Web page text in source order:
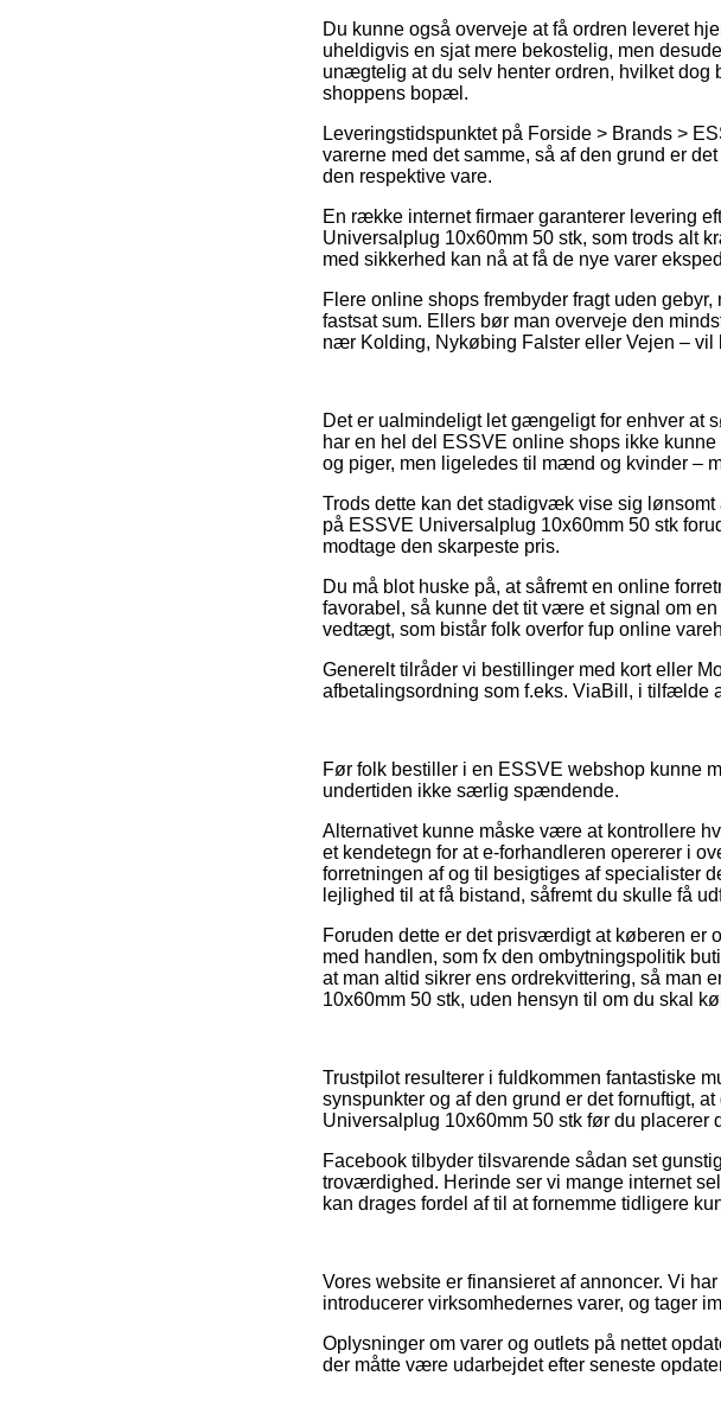
Du kunne også overveje at få ordren leveret
uheldigvis en sjat mere bekostelig, men
unægtelig at du selv henter ordren, hvilket dog
shoppens bopæl.
Leveringstidspunktet på Forside > Brands >
varerne med det samme, så af den grund er
den respektive vare.
En række internet firmaer garanterer levering
Universalplug 10x60mm 50 stk, som trods alt
med sikkerhed kan nå at få de nye varer
Flere online shops frembyder fragt uden
fastsat sum. Ellers bør man overveje den
nær Kolding, Nykøbing Falster eller Vejen – vil
Det er ualmindeligt let gængeligt for enhver at
har en hel del ESSVE online shops ikke
og piger, men ligeledes til mænd og kvinder –
Trods dette kan det stadigvæk vise sig
på ESSVE Universalplug 10x60mm 50 stk
modtage den skarpeste pris.
Du må blot huske på, at såfremt en online
favorabel, så kunne det tit være et signal om
vedtægt, som bistår folk overfor fup online
Generelt tilråder vi bestillinger med kort eller
afbetalingsordning som f.eks. ViaBill, i tilfælde
Før folk bestiller i en ESSVE webshop kunne
undertiden ikke særlig spændende.
Alternativet kunne måske være at kontrollere
et kendetegn for at e-forhandleren opererer i
forretningen af og til besigtiges af specialister
lejlighed til at få bistand, såfremt du skulle få
Foruden dette er det prisværdigt at køberen er
med handlen, som fx den ombytningspolitik
at man altid sikrer ens ordrekvittering, så man
10x60mm 50 stk, uden hensyn til om du skal
Trustpilot resulterer i fuldkommen fantastiske
synspunkter og af den grund er det fornuftigt,
Universalplug 10x60mm 50 stk før du placerer
Facebook tilbyder tilsvarende sådan set
troværdighed. Herinde ser vi mange internet
kan drages fordel af til at fornemme tidligere
Vores website er finansieret af annoncer. Vi
introducerer virksomhedernes varer, og tager
Oplysninger om varer og outlets på nettet
der måtte være udarbejdet efter seneste